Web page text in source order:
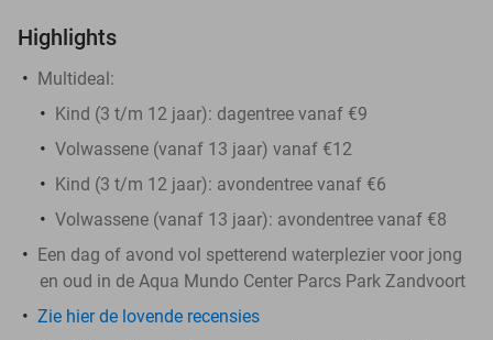
Highlights
Multideal:
Kind (3 t/m 12 jaar): dagentree vanaf €9
Volwassene (vanaf 13 jaar) vanaf €12
Kind (3 t/m 12 jaar): avondentree vanaf €6
Volwassene (vanaf 13 jaar): avondentree vanaf €8
Een dag of avond vol spetterend waterplezier voor jong
en oud in de Aqua Mundo Center Parcs Park Zandvoort
Zie hier de lovende recensies